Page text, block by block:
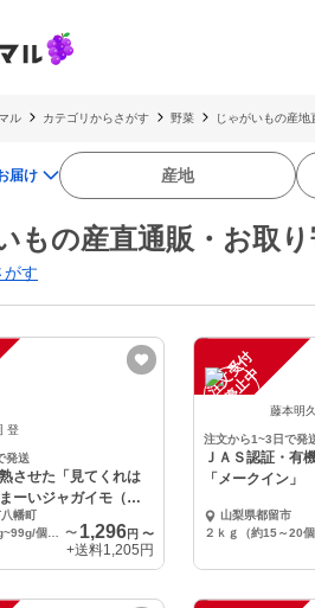
ル カテゴリからさがす 野菜 じゃがいもの産地
届け 産地
もの産直通販・お取
がす
登
発送
させた「見てくれは
ーいジャガイモ（枯
幡町
〜 1,296円 〜
+送料1,205円
注
文
受
付
停
止
中
藤本明久
注文から1~3日で発
ＪＡＳ認証・有
「メークイン」
山梨県都留市
２ｋｇ（約15～20個